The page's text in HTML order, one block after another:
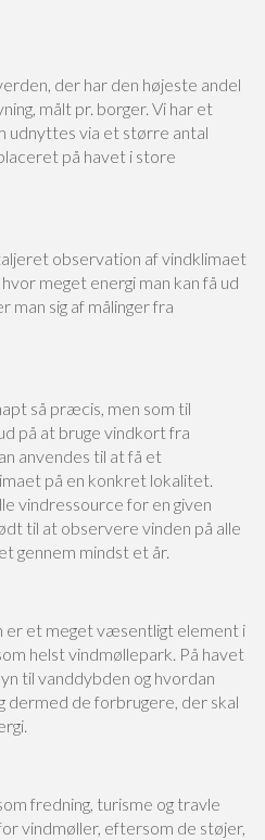
der har den højeste andel
målt pr. borger. Vi har et
udnyttes via et større antal
på havet i store
observation af vindklimaet
meget energi man kan få ud
man sig af målinger fra
så præcis, men som til
på at bruge vindkort fra
anvendes til at få et
på en konkret lokalitet.
vindressource for en given
til at observere vinden på alle
gennem mindst et år.
er et meget væsentligt element i
helst vindmøllepark. På havet
til vanddybden og hvordan
dermed de forbrugere, der skal
fredning, turisme og travle
vindmøller, eftersom de støjer,